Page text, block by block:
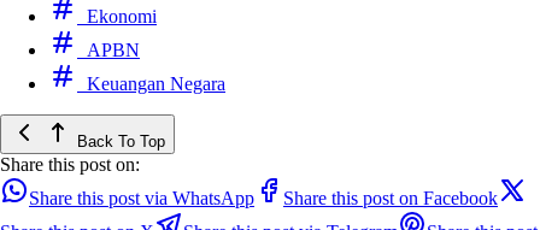
Ekonomi
APBN
Keuangan Negara
Back To Top
Share this post on:
Share this post via WhatsApp
Share this post on Facebook